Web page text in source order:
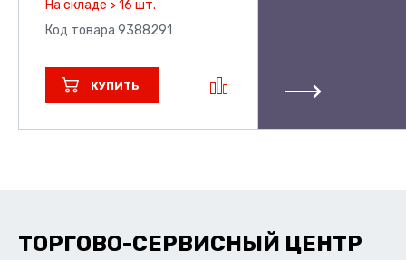
На складе > 16 шт.
Код товара 9388291
КУПИТЬ
ТОРГОВО-СЕРВИСНЫЙ ЦЕНТР